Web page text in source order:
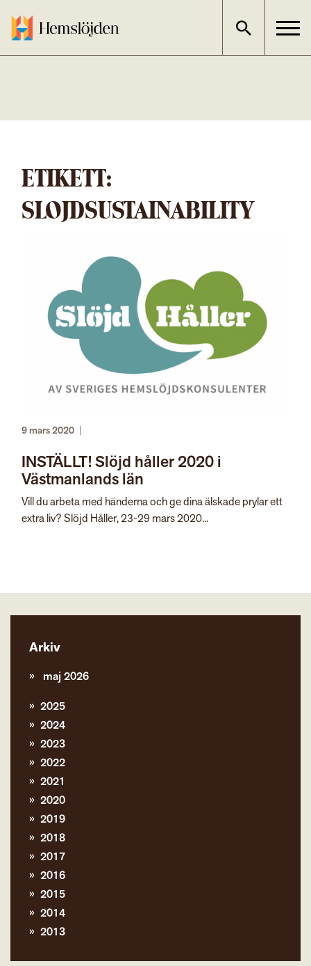
innehållet
ETIKETT:
SLOJDSUSTAINABILITY
9 mars 2020
INSTÄLLT! Slöjd håller 2020 i
Västmanlands län
Vill du arbeta med händerna och ge dina älskade prylar ett
extra liv? Slöjd Håller, 23-29 mars 2020...
Arkiv
maj 2026
2025
2024
2023
2022
2021
2020
2019
2018
2017
2016
2015
2014
2013